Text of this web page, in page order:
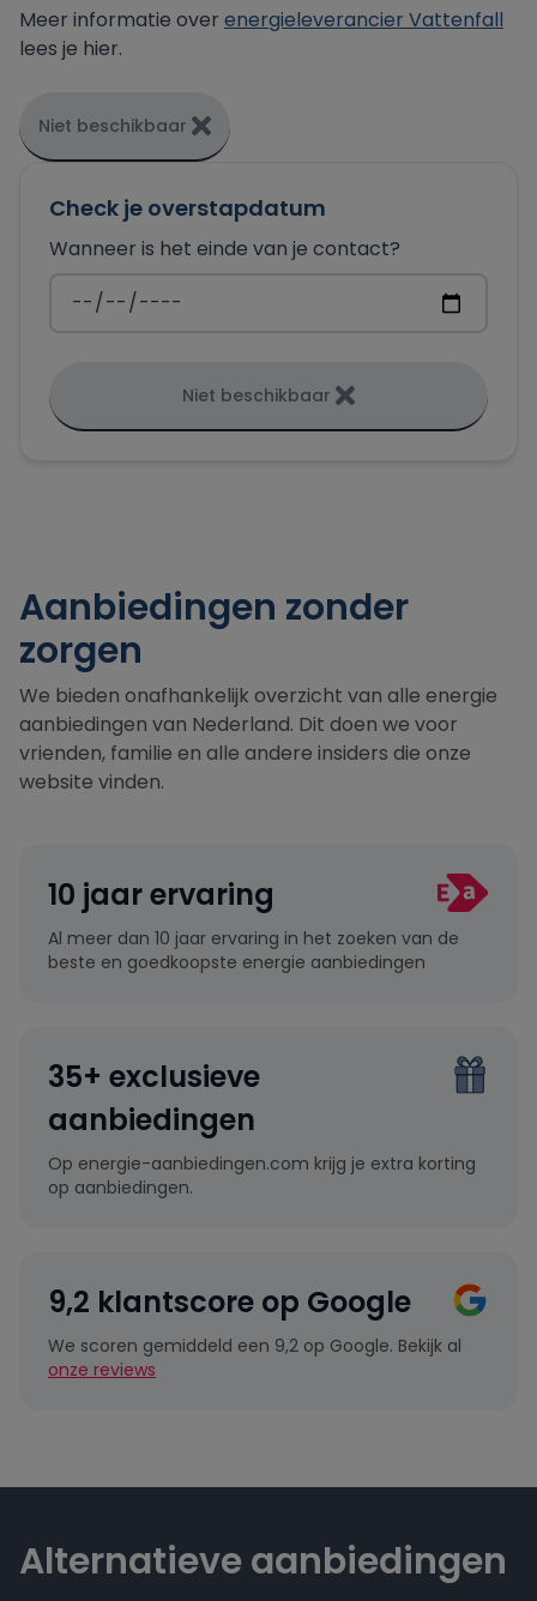
Meer informatie over energieleverancier Vattenfall
lees je hier.
Niet beschikbaar
Check je overstapdatum
Wanneer is het einde van je contact?
Niet beschikbaar
Aanbiedingen zonder
zorgen
We bieden onafhankelijk overzicht van alle energie
aanbiedingen van Nederland. Dit doen we voor
vrienden, familie en alle andere insiders die onze
website vinden.
10 jaar ervaring
Al meer dan 10 jaar ervaring in het zoeken van de
beste en goedkoopste energie aanbiedingen
35+ exclusieve
aanbiedingen
Op energie-aanbiedingen.com krijg je extra korting
op aanbiedingen.
9,2 klantscore op Google
We scoren gemiddeld een 9,2 op Google. Bekijk al
onze reviews
Alternatieve aanbiedingen